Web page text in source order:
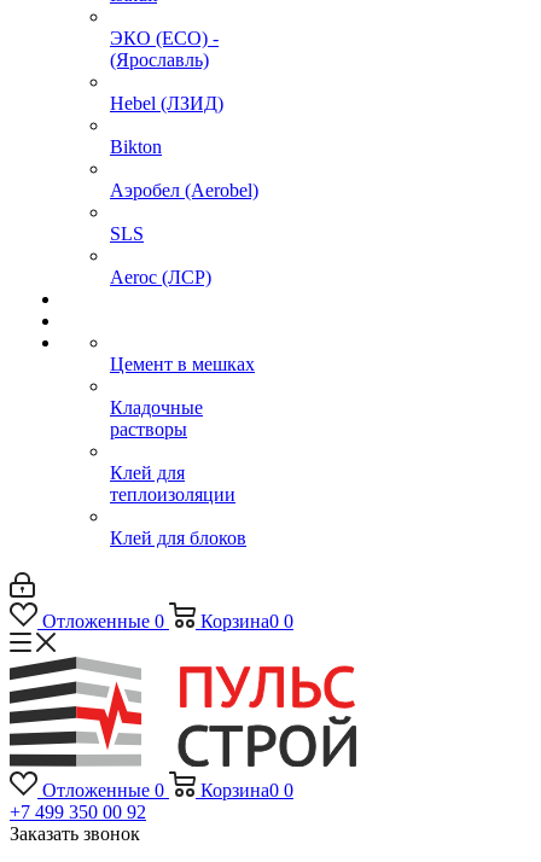
ЭКО (ECO) -
(Ярославль)
Hebel (ЛЗИД)
Bikton
Аэробел (Aerobel)
SLS
Aeroc (ЛСР)
Цемент в мешках
Кладочные
растворы
Клей для
теплоизоляции
Клей для блоков
Отложенные 0 Корзина0 0
Отложенные 0 Корзина0 0
+7 499 350 00 92
Заказать звонок